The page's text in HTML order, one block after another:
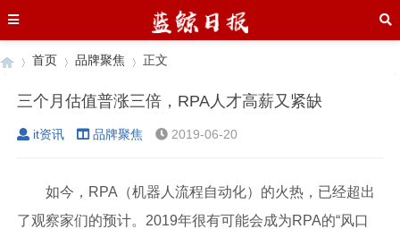
›
首页
›
品牌聚焦
›
正文
三个月估值普涨三倍，RPA人才高薪又紧缺
it资讯 品牌聚焦 2019-06-20
如今，RPA（机器人流程自动化）的火热，已经超出
了观察家们的预计。2019年很有可能会成为RPA的“风口